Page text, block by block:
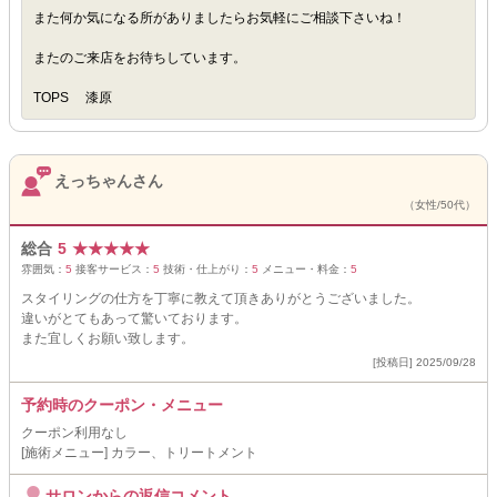
また何か気になる所がありましたらお気軽にご相談下さいね！
またのご来店をお待ちしています。
TOPS 漆原
えっちゃんさん
（女性/50代）
総合 5 ★★★★★
雰囲気： 5 接客サービス： 5 技術・仕上がり： 5 メニュー・料金： 5
スタイリングの仕方を丁寧に教えて頂きありがとうございました。
違いがとてもあって驚いております。
また宜しくお願い致します。
[投稿日] 2025/09/28
予約時のクーポン・メニュー
クーポン利用なし
[施術メニュー] カラー、トリートメント